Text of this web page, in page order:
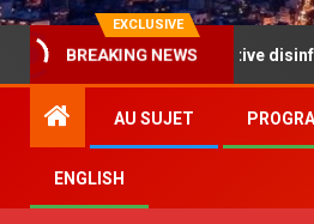
EXCLUSIVE
BREAKING NEWS
Part 1, Innovative disinfectant «
AU SUJET
ENGLISH